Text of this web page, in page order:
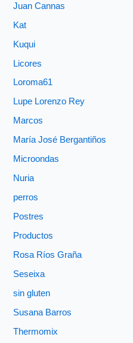
Juan Cannas
Kat
Kuqui
Licores
Loroma61
Lupe Lorenzo Rey
Marcos
María José Bergantiños
Microondas
Nuria
perros
Postres
Productos
Rosa Ríos Graña
Seseixa
sin gluten
Susana Barros
Thermomix